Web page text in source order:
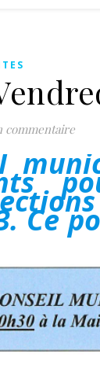
commentaire
Ce